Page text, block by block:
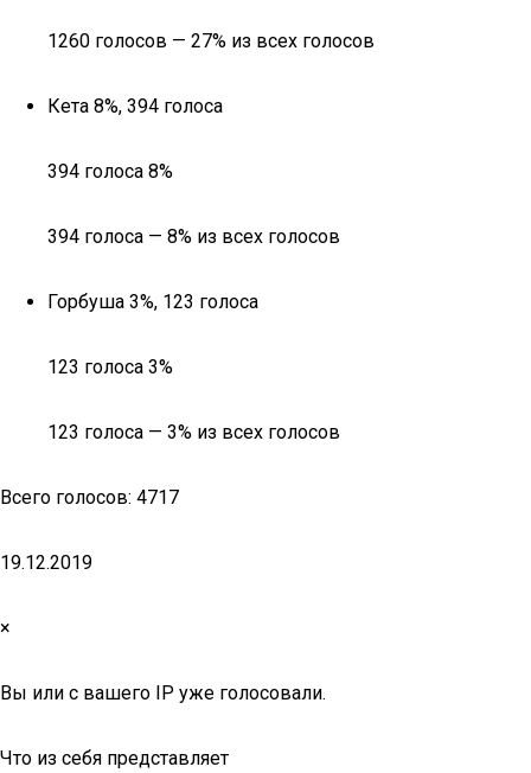
1260 голосов — 27% из всех голосов
Кета 8%, 394 голоса
394 голоса 8%
394 голоса — 8% из всех голосов
Горбуша 3%, 123 голоса
123 голоса 3%
123 голоса — 3% из всех голосов
Всего голосов: 4717
19.12.2019
×
Вы или с вашего IP уже голосовали.
Что из себя представляет